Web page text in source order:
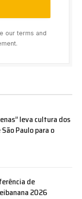
our terms and
leva cultura dos
Paulo para o
de
2026